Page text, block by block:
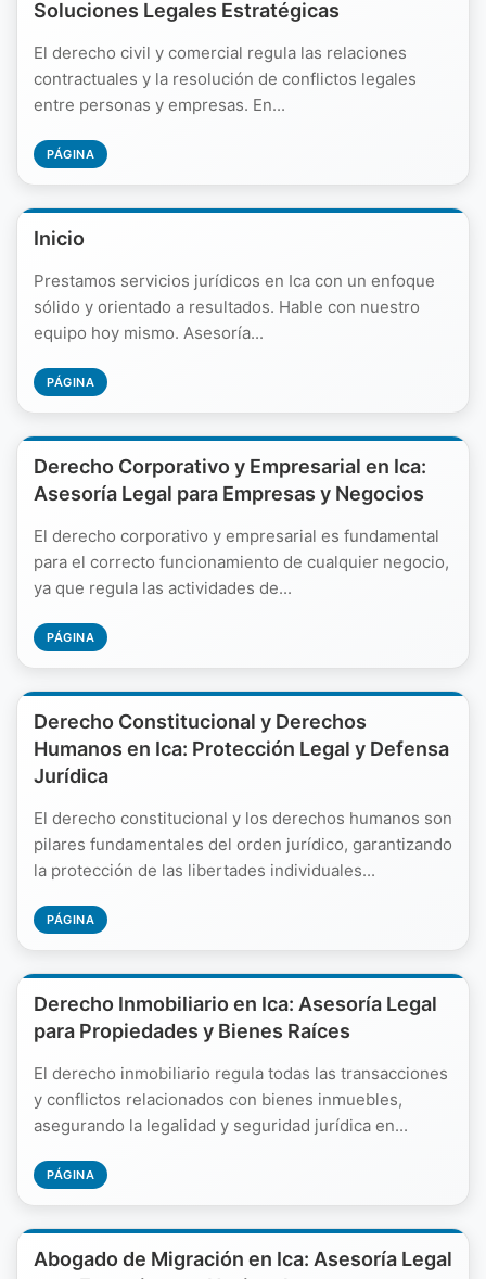
Soluciones Legales Estratégicas
El derecho civil y comercial regula las relaciones
contractuales y la resolución de conflictos legales
entre personas y empresas. En...
PÁGINA
Inicio
Prestamos servicios jurídicos en Ica con un enfoque
sólido y orientado a resultados. Hable con nuestro
equipo hoy mismo. Asesoría...
PÁGINA
Derecho Corporativo y Empresarial en Ica:
Asesoría Legal para Empresas y Negocios
El derecho corporativo y empresarial es fundamental
para el correcto funcionamiento de cualquier negocio,
ya que regula las actividades de...
PÁGINA
Derecho Constitucional y Derechos
Humanos en Ica: Protección Legal y Defensa
Jurídica
El derecho constitucional y los derechos humanos son
pilares fundamentales del orden jurídico, garantizando
la protección de las libertades individuales...
PÁGINA
Derecho Inmobiliario en Ica: Asesoría Legal
para Propiedades y Bienes Raíces
El derecho inmobiliario regula todas las transacciones
y conflictos relacionados con bienes inmuebles,
asegurando la legalidad y seguridad jurídica en...
PÁGINA
Abogado de Migración en Ica: Asesoría Legal